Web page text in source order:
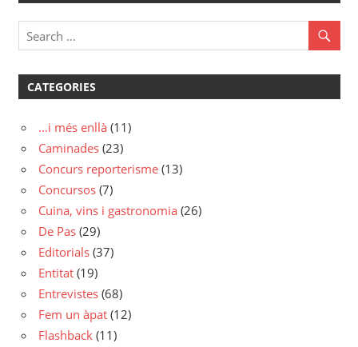
CATEGORIES
…i més enllà (11)
Caminades (23)
Concurs reporterisme (13)
Concursos (7)
Cuina, vins i gastronomia (26)
De Pas (29)
Editorials (37)
Entitat (19)
Entrevistes (68)
Fem un àpat (12)
Flashback (11)